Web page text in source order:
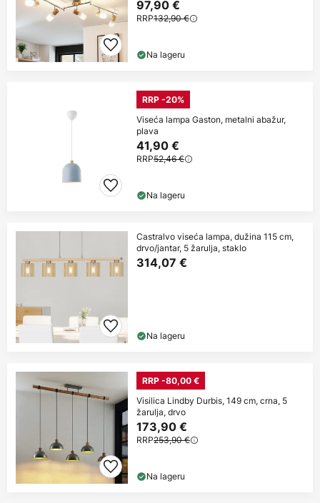
97,90 €
RRP132,90 €
Na lageru
RRP -20%
Viseća lampa Gaston, metalni abažur,
plava
41,90 €
RRP52,46 €
Na lageru
Castralvo viseća lampa, dužina 115 cm,
drvo/jantar, 5 žarulja, staklo
314,07 €
Na lageru
RRP -80,00 €
Visilica Lindby Durbis, 149 cm, crna, 5
žarulja, drvo
173,90 €
RRP253,90 €
Na lageru